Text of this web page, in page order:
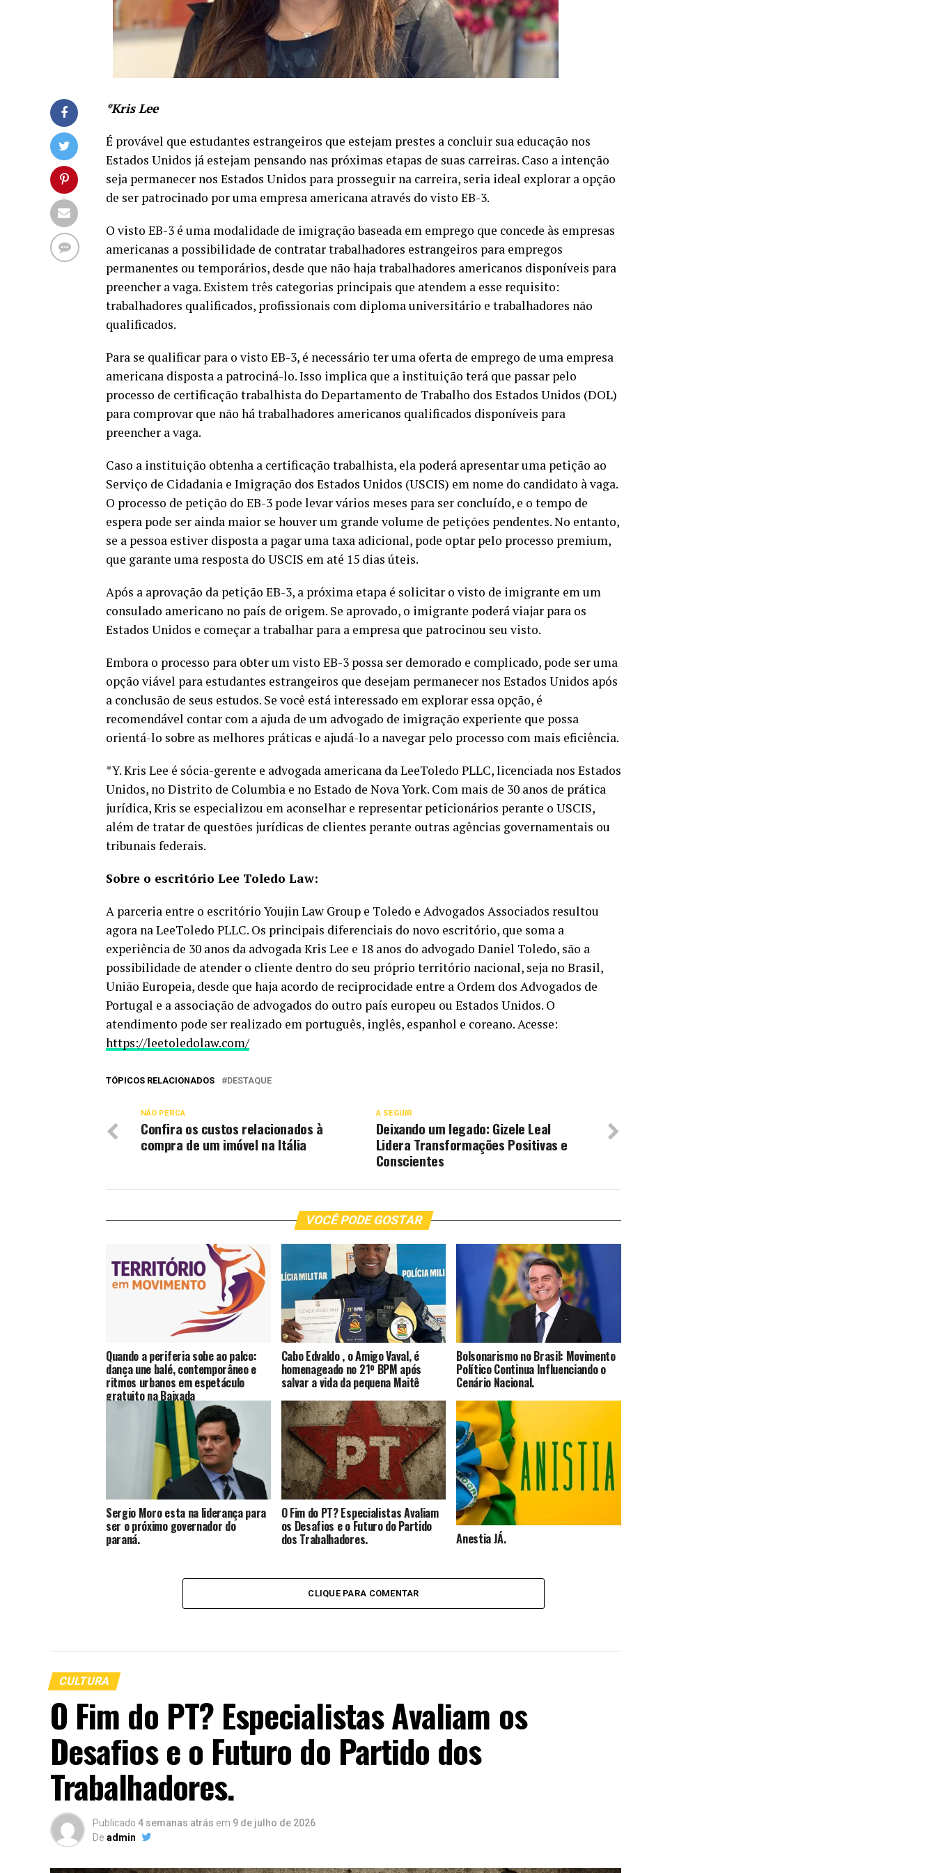
*Kris Lee
É provável que estudantes estrangeiros que estejam prestes a concluir sua educação nos
Estados Unidos já estejam pensando nas próximas etapas de suas carreiras. Caso a intenção
seja permanecer nos Estados Unidos para prosseguir na carreira, seria ideal explorar a opção
de ser patrocinado por uma empresa americana através do visto EB-3.
O visto EB-3 é uma modalidade de imigração baseada em emprego que concede às empresas
americanas a possibilidade de contratar trabalhadores estrangeiros para empregos
permanentes ou temporários, desde que não haja trabalhadores americanos disponíveis para
preencher a vaga. Existem três categorias principais que atendem a esse requisito:
trabalhadores qualificados, profissionais com diploma universitário e trabalhadores não
qualificados.
Para se qualificar para o visto EB-3, é necessário ter uma oferta de emprego de uma empresa
americana disposta a patrociná-lo. Isso implica que a instituição terá que passar pelo
processo de certificação trabalhista do Departamento de Trabalho dos Estados Unidos (DOL)
para comprovar que não há trabalhadores americanos qualificados disponíveis para
preencher a vaga.
Caso a instituição obtenha a certificação trabalhista, ela poderá apresentar uma petição ao
Serviço de Cidadania e Imigração dos Estados Unidos (USCIS) em nome do candidato à vaga.
O processo de petição do EB-3 pode levar vários meses para ser concluído, e o tempo de
espera pode ser ainda maior se houver um grande volume de petições pendentes. No entanto,
se a pessoa estiver disposta a pagar uma taxa adicional, pode optar pelo processo premium,
que garante uma resposta do USCIS em até 15 dias úteis.
Após a aprovação da petição EB-3, a próxima etapa é solicitar o visto de imigrante em um
consulado americano no país de origem. Se aprovado, o imigrante poderá viajar para os
Estados Unidos e começar a trabalhar para a empresa que patrocinou seu visto.
Embora o processo para obter um visto EB-3 possa ser demorado e complicado, pode ser uma
opção viável para estudantes estrangeiros que desejam permanecer nos Estados Unidos após
a conclusão de seus estudos. Se você está interessado em explorar essa opção, é
recomendável contar com a ajuda de um advogado de imigração experiente que possa
orientá-lo sobre as melhores práticas e ajudá-lo a navegar pelo processo com mais eficiência.
*Y. Kris Lee é sócia-gerente e advogada americana da LeeToledo PLLC, licenciada nos Estados
Unidos, no Distrito de Columbia e no Estado de Nova York. Com mais de 30 anos de prática
jurídica, Kris se especializou em aconselhar e representar peticionários perante o USCIS,
além de tratar de questões jurídicas de clientes perante outras agências governamentais ou
tribunais federais.
Sobre o escritório Lee Toledo Law:
A parceria entre o escritório Youjin Law Group e Toledo e Advogados Associados resultou
agora na LeeToledo PLLC. Os principais diferenciais do novo escritório, que soma a
experiência de 30 anos da advogada Kris Lee e 18 anos do advogado Daniel Toledo, são a
possibilidade de atender o cliente dentro do seu próprio território nacional, seja no Brasil,
União Europeia, desde que haja acordo de reciprocidade entre a Ordem dos Advogados de
Portugal e a associação de advogados do outro país europeu ou Estados Unidos. O
atendimento pode ser realizado em português, inglês, espanhol e coreano. Acesse:
https://leetoledolaw.com/
TÓPICOS RELACIONADOS DESTAQUE
A SEGUIR
Deixando um legado: Gizele Leal
Lidera Transformações Positivas e
Conscientes
NÃO PERCA
Confira os custos relacionados à
compra de um imóvel na Itália
VOCÊ PODE GOSTAR
Quando a periferia sobe ao palco:
dança une balé, contemporâneo e
ritmos urbanos em espetáculo
gratuito na Baixada
Cabo Edvaldo , o Amigo Vaval, é
homenageado no 21º BPM após
salvar a vida da pequena Maitê
Bolsonarismo no Brasil: Movimento
Político Continua Influenciando o
Cenário Nacional.
Sergio Moro esta na liderança para
ser o próximo governador do
paraná.
O Fim do PT? Especialistas Avaliam
os Desafios e o Futuro do Partido
dos Trabalhadores. Anestia JÁ.
CLIQUE PARA COMENTAR
CULTURA
O Fim do PT? Especialistas Avaliam os
Desafios e o Futuro do Partido dos
Trabalhadores.
Publicado 4 semanas atrás em 9 de julho de 2026
De admin